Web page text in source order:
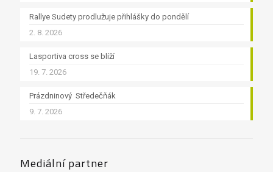
Rallye Sudety prodlužuje přihlášky do pondělí
2. 8. 2026
Lasportiva cross se blíží
19. 7. 2026
Prázdninový Středečňák
9. 7. 2026
Mediální partner